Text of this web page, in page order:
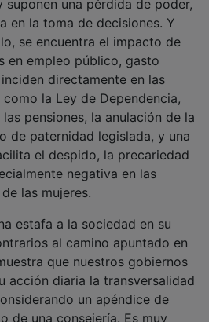
en la toma de decisiones. Y
se encuentra el impacto de
en empleo público, gasto
directamente en las
la Ley de Dependencia,
pensiones, la anulación de la
de paternidad legislada, y una
el despido, la precariedad
negativa en las
las mujeres.
al camino apuntado en
que nuestros gobiernos
acción diaria la transversalidad
un apéndice de
de una consejería. Es muy